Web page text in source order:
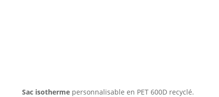
Sac isothermepersonnalisable en PET 600D recyclé.